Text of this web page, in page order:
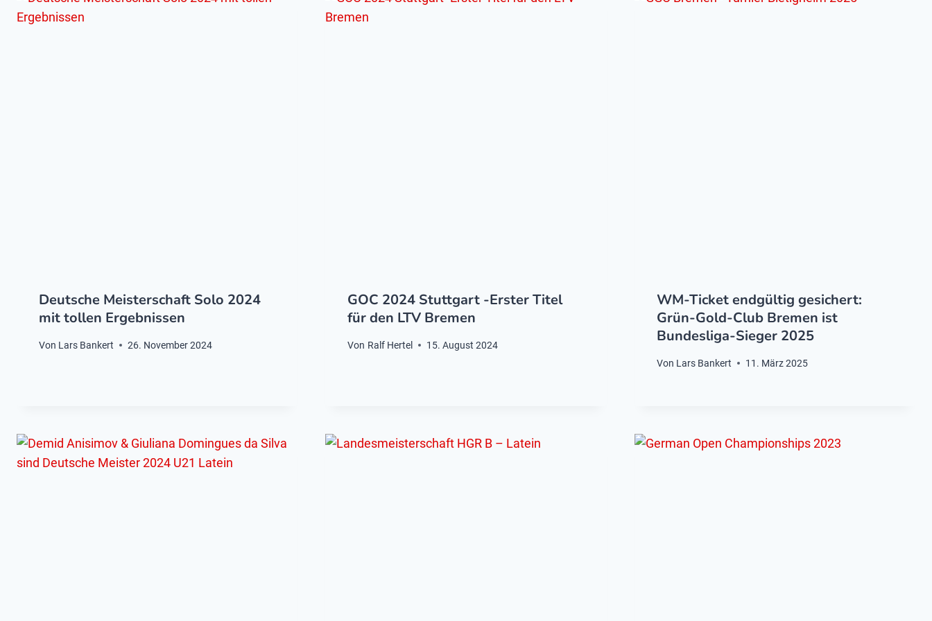
Deutsche Meisterschaft Solo 2024
mit tollen Ergebnissen
Von Lars Bankert 26. November 2024
GOC 2024 Stuttgart -Erster Titel
für den LTV Bremen
Von Ralf Hertel 15. August 2024
WM-Ticket endgültig gesichert:
Grün-Gold-Club Bremen ist
Bundesliga-Sieger 2025
Von Lars Bankert 11. März 2025